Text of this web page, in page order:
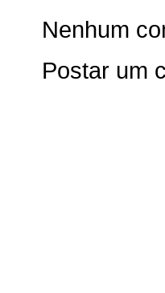
Nenhum
Postar um